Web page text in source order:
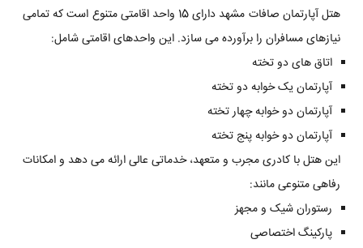
هتل آپارتمان صافات مشهد دارای 15 واحد اقامتی متنوع است که تمامی
نیازهای مسافران را برآورده می سازد. این واحدهای اقامتی شامل:
اتاق های دو تخته
آپارتمان یک خوابه دو تخته
آپارتمان دو خوابه چهار تخته
آپارتمان دو خوابه پنج تخته
این هتل با کادری مجرب و متعهد، خدماتی عالی ارائه می دهد و امکانات
رفاهی متنوعی مانند:
رستوران شیک و مجهز
پارکینگ اختصاصی